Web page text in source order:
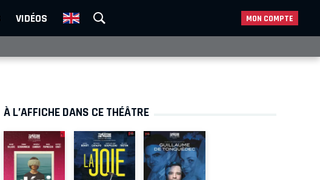
VIDÉOS MON COMPTE
À L’AFFICHE DANS CE THÉÂTRE